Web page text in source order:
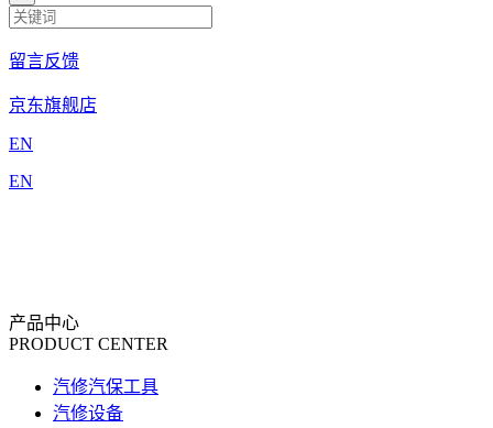
留言反馈
京东旗舰店
EN
EN
产品中心
PRODUCT CENTER
汽修汽保工具
汽修设备